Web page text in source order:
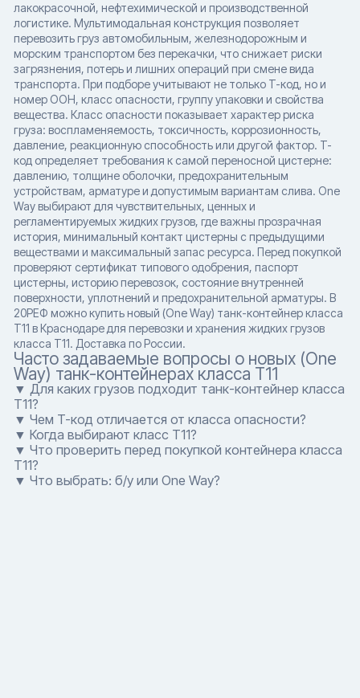
лакокрасочной, нефтехимической и производственной
логистике. Мультимодальная конструкция позволяет
перевозить груз автомобильным, железнодорожным и
морским транспортом без перекачки, что снижает риски
загрязнения, потерь и лишних операций при смене вида
транспорта. При подборе учитывают не только T-код, но и
номер ООН, класс опасности, группу упаковки и свойства
вещества. Класс опасности показывает характер риска
груза: воспламеняемость, токсичность, коррозионность,
давление, реакционную способность или другой фактор. T-
код определяет требования к самой переносной цистерне:
давлению, толщине оболочки, предохранительным
устройствам, арматуре и допустимым вариантам слива. One
Way выбирают для чувствительных, ценных и
регламентируемых жидких грузов, где важны прозрачная
история, минимальный контакт цистерны с предыдущими
веществами и максимальный запас ресурса. Перед покупкой
проверяют сертификат типового одобрения, паспорт
цистерны, историю перевозок, состояние внутренней
поверхности, уплотнений и предохранительной арматуры. В
20РЕФ можно купить новый (One Way) танк-контейнер класса
T11 в Краснодаре для перевозки и хранения жидких грузов
класса T11. Доставка по России.
Часто задаваемые вопросы о новых (One
Way) танк-контейнерах класса T11
▼ Для каких грузов подходит танк-контейнер класса
T11?
▼ Чем T-код отличается от класса опасности?
▼ Когда выбирают класс T11?
▼ Что проверить перед покупкой контейнера класса
T11?
▼ Что выбрать: б/у или One Way?